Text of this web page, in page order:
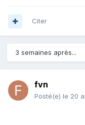
Citer
3 semaines après...
fvn
Posté(e) le 20